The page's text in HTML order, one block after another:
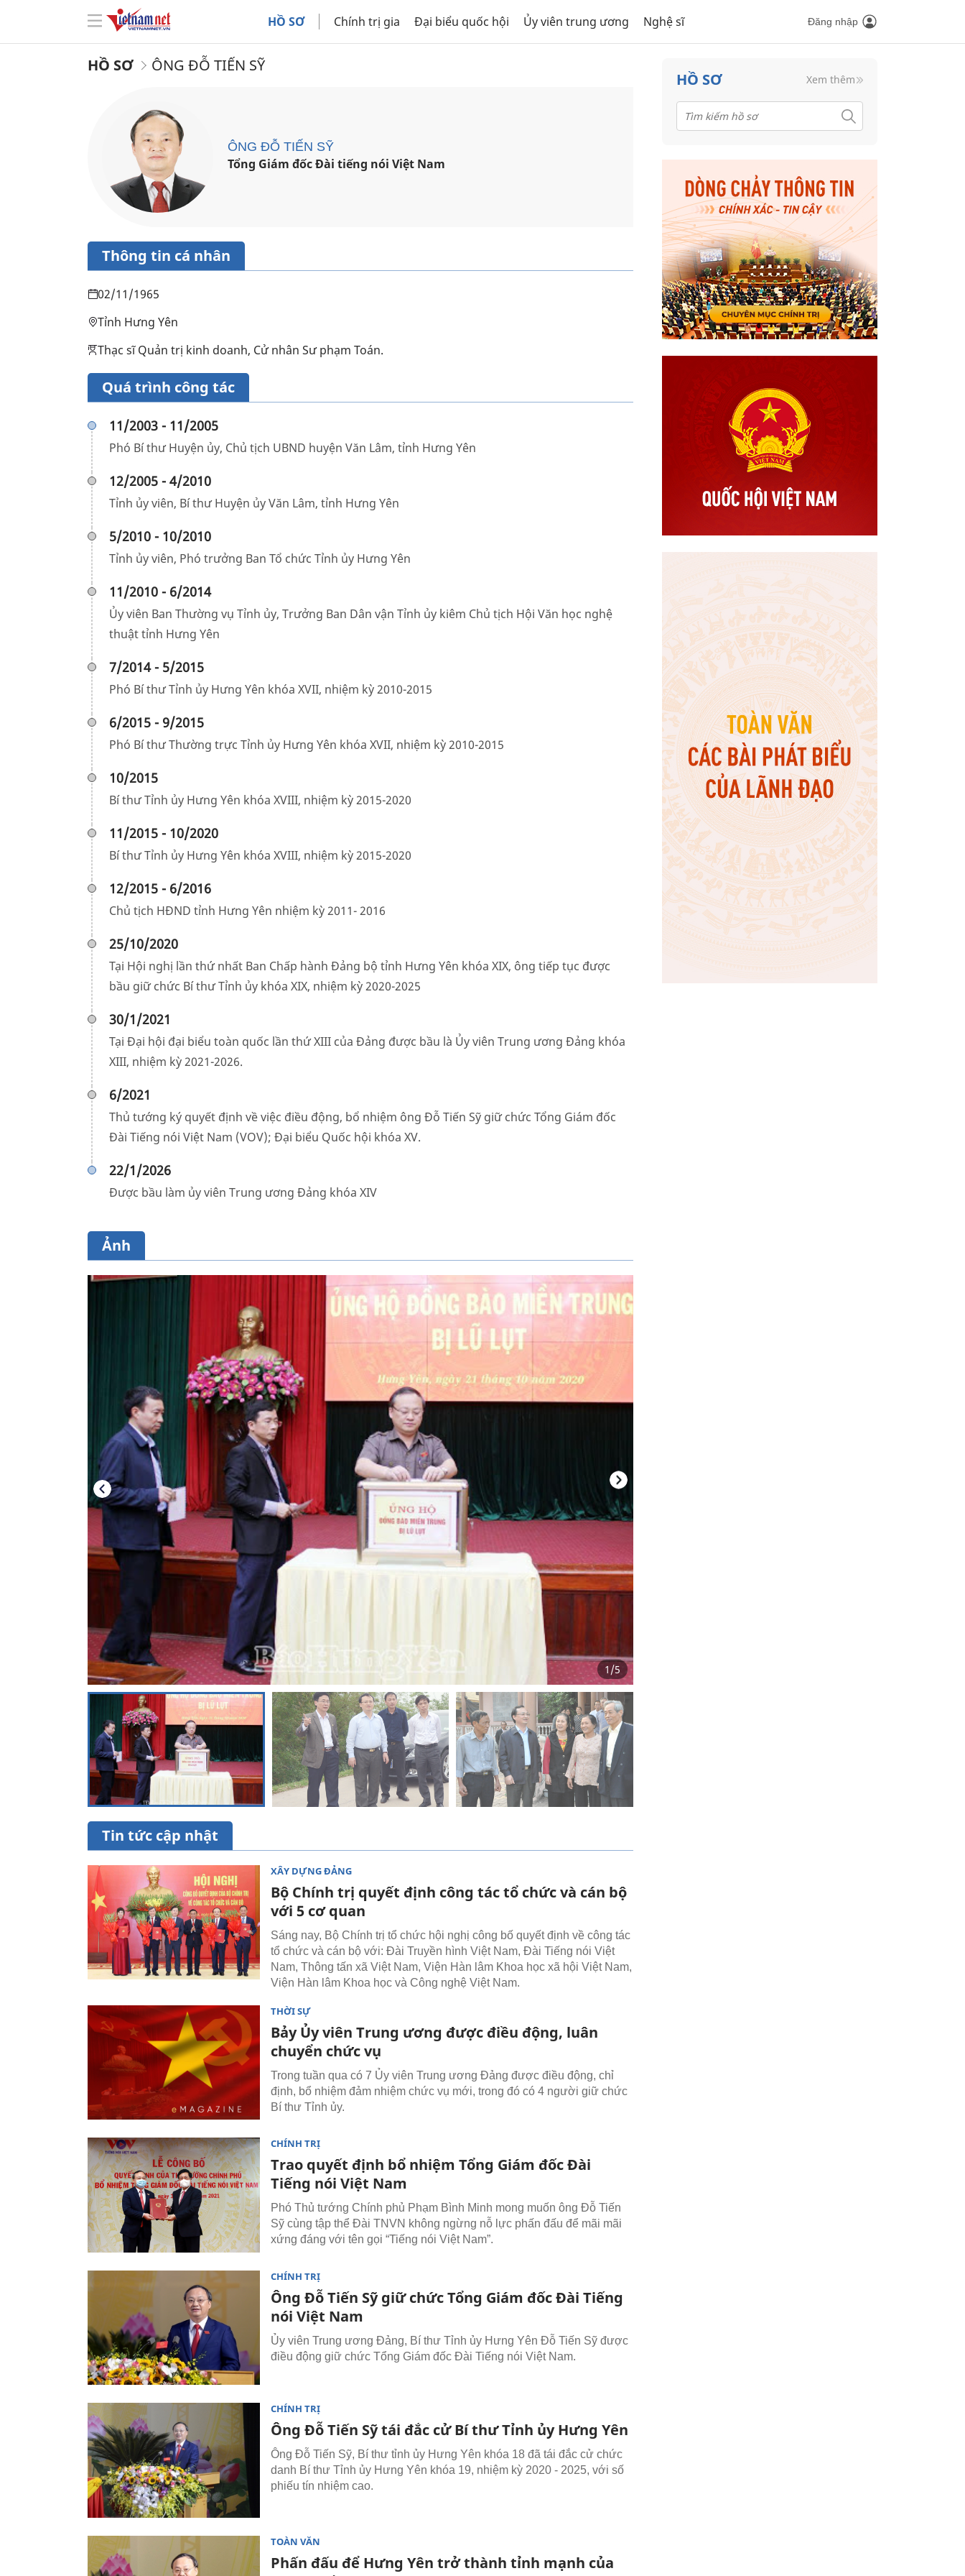
HỒ SƠ Chính trị gia Đại biểu quốc hội Ủy viên trung ương Nghệ sĩ Đăng nhập
HỒ SƠ ÔNG ĐỖ TIẾN SỸ
ÔNG ĐỖ TIẾN SỸ
Tổng Giám đốc Đài tiếng nói Việt Nam
Thông tin cá nhân
02/11/1965
Tỉnh Hưng Yên
Thạc sĩ Quản trị kinh doanh, Cử nhân Sư phạm Toán.
Quá trình công tác
11/2003 - 11/2005
Phó Bí thư Huyện ủy, Chủ tịch UBND huyện Văn Lâm, tỉnh Hưng Yên
12/2005 - 4/2010
Tỉnh ủy viên, Bí thư Huyện ủy Văn Lâm, tỉnh Hưng Yên
5/2010 - 10/2010
Tỉnh ủy viên, Phó trưởng Ban Tổ chức Tỉnh ủy Hưng Yên
11/2010 - 6/2014
Ủy viên Ban Thường vụ Tỉnh ủy, Trưởng Ban Dân vận Tỉnh ủy kiêm Chủ tịch Hội Văn học nghệ
thuật tỉnh Hưng Yên
7/2014 - 5/2015
Phó Bí thư Tỉnh ủy Hưng Yên khóa XVII, nhiệm kỳ 2010-2015
6/2015 - 9/2015
Phó Bí thư Thường trực Tỉnh ủy Hưng Yên khóa XVII, nhiệm kỳ 2010-2015
10/2015
Bí thư Tỉnh ủy Hưng Yên khóa XVIII, nhiệm kỳ 2015-2020
11/2015 - 10/2020
Bí thư Tỉnh ủy Hưng Yên khóa XVIII, nhiệm kỳ 2015-2020
12/2015 - 6/2016
Chủ tịch HĐND tỉnh Hưng Yên nhiệm kỳ 2011- 2016
25/10/2020
Tại Hội nghị lần thứ nhất Ban Chấp hành Đảng bộ tỉnh Hưng Yên khóa XIX, ông tiếp tục được
bầu giữ chức Bí thư Tỉnh ủy khóa XIX, nhiệm kỳ 2020-2025
30/1/2021
Tại Đại hội đại biểu toàn quốc lần thứ XIII của Đảng được bầu là Ủy viên Trung ương Đảng khóa
XIII, nhiệm kỳ 2021-2026.
6/2021
Thủ tướng ký quyết định về việc điều động, bổ nhiệm ông Đỗ Tiến Sỹ giữ chức Tổng Giám đốc
Đài Tiếng nói Việt Nam (VOV); Đại biểu Quốc hội khóa XV.
22/1/2026
Được bầu làm ủy viên Trung ương Đảng khóa XIV
Ảnh
1 /5
Tin tức cập nhật
XÂY DỰNG ĐẢNG
Bộ Chính trị quyết định công tác tổ chức và cán bộ
với 5 cơ quan
Sáng nay, Bộ Chính trị tổ chức hội nghị công bố quyết định về công tác
tổ chức và cán bộ với: Đài Truyền hình Việt Nam, Đài Tiếng nói Việt
Nam, Thông tấn xã Việt Nam, Viện Hàn lâm Khoa học xã hội Việt Nam,
Viện Hàn lâm Khoa học và Công nghệ Việt Nam.
THỜI SỰ
Bảy Ủy viên Trung ương được điều động, luân
chuyển chức vụ
Trong tuần qua có 7 Ủy viên Trung ương Đảng được điều động, chỉ
định, bổ nhiệm đảm nhiệm chức vụ mới, trong đó có 4 người giữ chức
Bí thư Tỉnh ủy.
CHÍNH TRỊ
Trao quyết định bổ nhiệm Tổng Giám đốc Đài
Tiếng nói Việt Nam
Phó Thủ tướng Chính phủ Phạm Bình Minh mong muốn ông Đỗ Tiến
Sỹ cùng tập thể Đài TNVN không ngừng nỗ lực phấn đấu để mãi mãi
xứng đáng với tên gọi “Tiếng nói Việt Nam”.
CHÍNH TRỊ
Ông Đỗ Tiến Sỹ giữ chức Tổng Giám đốc Đài Tiếng
nói Việt Nam
Ủy viên Trung ương Đảng, Bí thư Tỉnh ủy Hưng Yên Đỗ Tiến Sỹ được
điều động giữ chức Tổng Giám đốc Đài Tiếng nói Việt Nam.
CHÍNH TRỊ
Ông Đỗ Tiến Sỹ tái đắc cử Bí thư Tỉnh ủy Hưng Yên
Ông Đỗ Tiến Sỹ, Bí thư tỉnh ủy Hưng Yên khóa 18 đã tái đắc cử chức
danh Bí thư Tỉnh ủy Hưng Yên khóa 19, nhiệm kỳ 2020 - 2025, với số
phiếu tín nhiệm cao.
TOÀN VĂN
Phấn đấu để Hưng Yên trở thành tỉnh mạnh của
HỒ SƠ Xem thêm